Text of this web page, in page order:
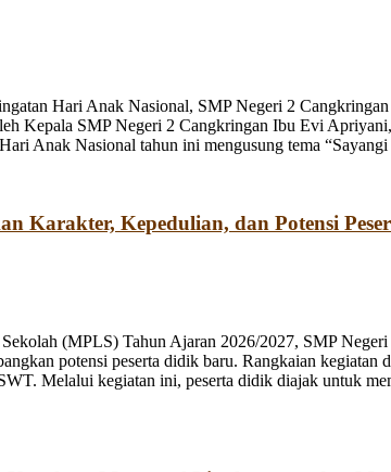
Hari Anak Nasional, SMP Negeri 2
Kepala SMP Negeri 2 Cangkringan Ibu Evi
Anak Nasional tahun ini mengusung tema
Karakter, Kepedulian, dan Potensi
(MPLS) Tahun Ajaran 2026/2027, SMP
potensi peserta didik baru. Rangkaian
Melalui kegiatan ini, peserta didik diajak untuk